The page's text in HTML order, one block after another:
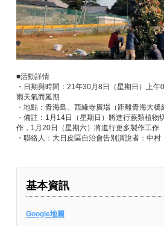
■活動詳情
・日期與時間：21年30月8日（星期日）上
雨天氣而延期
・地點：青海島、西緣寺廣場（距離青海大橋
・備註：1月14日（星期日）將進行蕨類植物
作，1月20日（星期六）將進行更多製作工作
・聯絡人：大日皮區自治會告別演說者：中村
基本資訊
Google地圖